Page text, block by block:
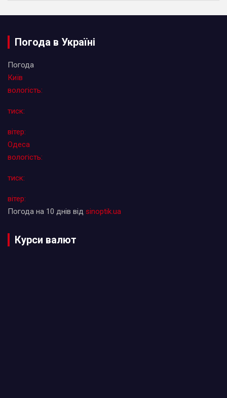
Погода в Україні
Погода
Київ
вологість:
тиск:
вітер:
Одеса
вологість:
тиск:
вітер:
Погода на 10 днів від sinoptik.ua
Курси валют